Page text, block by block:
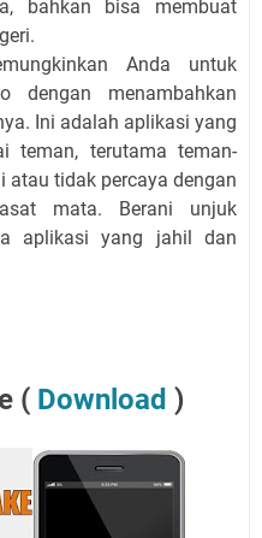
bahkan bisa membuat
Anda untuk
dengan menambahkan
Ini adalah aplikasi yang
teman, terutama teman-
atau tidak percaya dengan
mata. Berani unjuk
aplikasi yang jahil dan
( Download )